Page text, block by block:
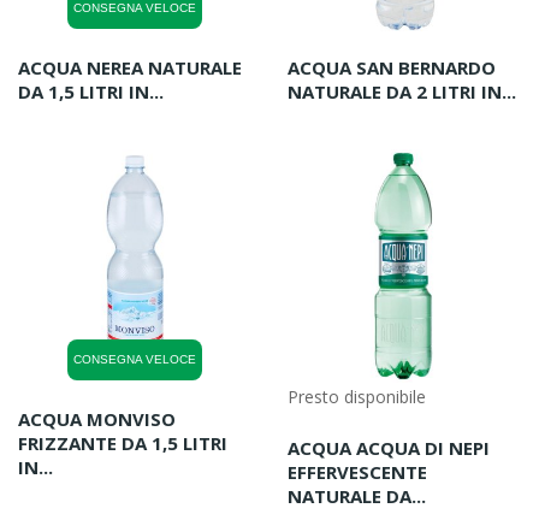
CONSEGNA VELOCE
ACQUA NEREA NATURALE
DA 1,5 LITRI IN...
ACQUA SAN BERNARDO
NATURALE DA 2 LITRI IN...
CONSEGNA VELOCE
ACQUA MONVISO
FRIZZANTE DA 1,5 LITRI
IN...
Presto disponibile
ACQUA ACQUA DI NEPI
EFFERVESCENTE
NATURALE DA...